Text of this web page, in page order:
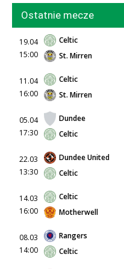
Ostatnie mecze
19.04
15:00
Celtic
St. Mirren
11.04
16:00
Celtic
St. Mirren
05.04
17:30
Dundee
Celtic
22.03
13:30
Dundee United
Celtic
14.03
16:00
Celtic
Motherwell
08.03
14:00
Rangers
Celtic